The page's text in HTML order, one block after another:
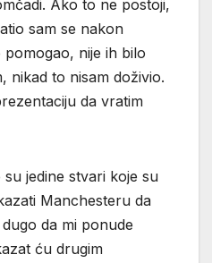
Ako to ne postoji,
sam se nakon
pomogao, nije ih bilo
nikad to nisam doživio.
da vratim
su jedine stvari koje su
Manchesteru da
da mi ponude
ću drugim